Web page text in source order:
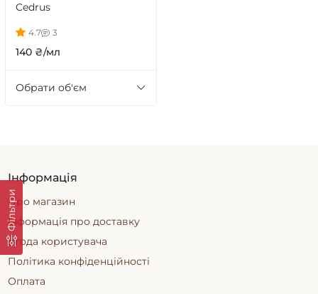
Фільтри
Cedrus
4.7 3
140 ₴/мл
Обрати об'єм
Інформація
Про магазин
Інформація про доставку
Угода користувача
Політика конфіденційності
Оплата